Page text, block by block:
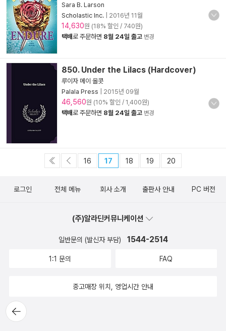
Sara B. Larson
Scholastic Inc.
2016년 11월
14,630원 (18% 할인 / 740원)
택배로 주문하면 8월 24일 출고 변경
850. Under the Lilacs (Hardcover)
루이자 메이 올콧
Palala Press
2015년 09월
46,560원 (10% 할인 / 1,400원)
택배로 주문하면 8월 24일 출고 변경
16 17 18 19 20
뒤로가
기
로그인 전체 메뉴 회사 소개 출판사 안내 PC 버전
(주)알라딘커뮤니케이션
일반문의 (발신자 부담) 1544-2514
1:1 문의 FAQ
중고매장 위치, 영업시간 안내